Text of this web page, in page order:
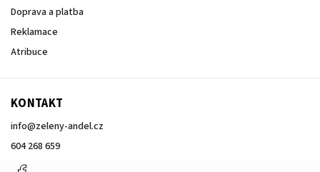
Doprava a platba
Reklamace
Atribuce
KONTAKT
info@zeleny-andel.cz
604 268 659